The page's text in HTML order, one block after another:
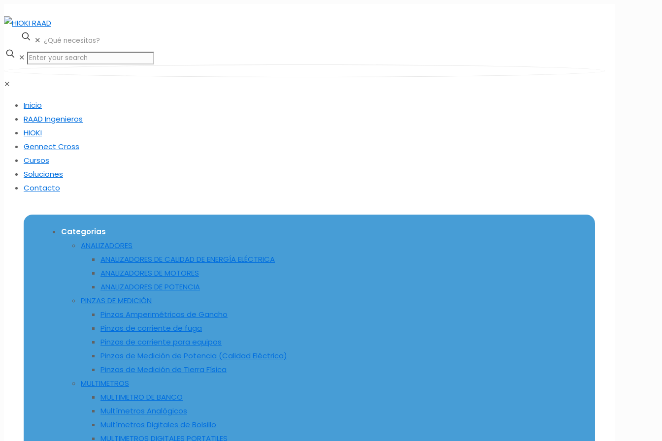
✕
✕
✕
Inicio
RAAD Ingenieros
HIOKI
Gennect Cross
Cursos
Soluciones
Contacto
Categorias
ANALIZADORES
ANALIZADORES DE CALIDAD DE ENERGÍA ELÉCTRICA
ANALIZADORES DE MOTORES
ANALIZADORES DE POTENCIA
PINZAS DE MEDICIÓN
Pinzas Amperimétricas de Gancho
Pinzas de corriente de fuga
Pinzas de corriente para equipos
Pinzas de Medición de Potencia (Calidad Eléctrica)
Pinzas de Medición de Tierra Física
MULTIMETROS
MULTIMETRO DE BANCO
Multímetros Analógicos
Multímetros Digitales de Bolsillo
MULTIMETROS DIGITALES PORTATILES